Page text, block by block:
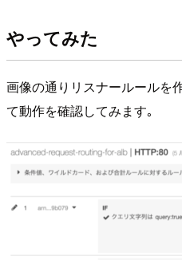
やってみた
画像の通りリスナールールを
て動作を確認してみます｡